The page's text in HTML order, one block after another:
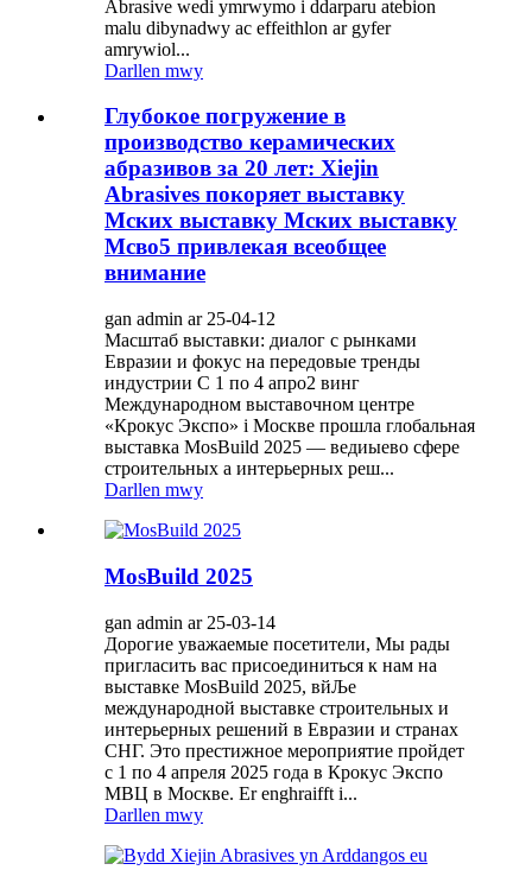
Abrasive wedi ymrwymo i ddarparu atebion
malu dibynadwy ac effeithlon ar gyfer
amrywiol...
Darllen mwy
Глубокое погружение в
производство керамических
абразивов за 20 лет: Xiejin
Abrasives покоряет выставку
Мских выставку Мских выставку
Мсво5 привлекая всеобщее
внимание
gan admin ar 25-04-12
Масштаб выставки: диалог с рынками
Евразии и фокус на передовые тренды
индустрии С 1 по 4 апро2 винг
Международном выставочном центре
«Крокус Экспо» i Москве прошла глобальная
выставка MosBuild 2025 — ведиыево сфере
строительных a интерьерных реш...
Darllen mwy
MosBuild 2025
gan admin ar 25-03-14
Дорогие уважаемые посетители, Мы рады
пригласить вас присоединиться к нам на
выставке MosBuild 2025, вйЉе
международной выставке строительных и
интерьерных решений в Евразии и странах
СНГ. Это престижное мероприятие пройдет
с 1 по 4 апреля 2025 года в Крокус Экспо
МВЦ в Москве. Er enghraifft i...
Darllen mwy